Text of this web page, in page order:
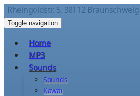
Rheingoldstr. 5, 38112 Braunschweig
Toggle navigation
Home
MP3
Sounds
Sounds
Kawai